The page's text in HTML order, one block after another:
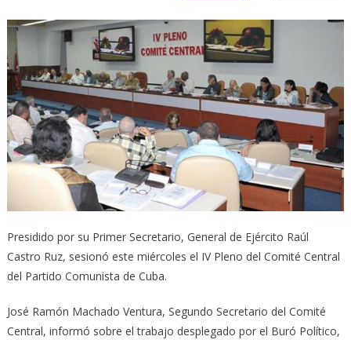
Presidido por su Primer Secretario, General de Ejército Raúl
Castro Ruz, sesionó este miércoles el IV Pleno del Comité Central
del Partido Comunista de Cuba.
José Ramón Machado Ventura, Segundo Secretario del Comité
Central, informó sobre el trabajo desplegado por el Buró Político,